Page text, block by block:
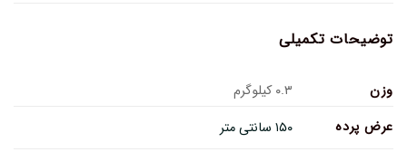
توضیحات تکمیلی
وزن
۰.۳ کیلوگرم
عرض پرده
۱۵۰ سانتی متر